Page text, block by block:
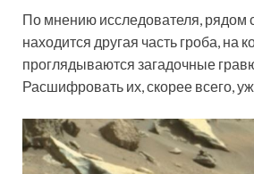
По мнению исследователя, рядом
находится другая часть гроба, на
проглядываются загадочные
Расшифровать их, скорее всего,